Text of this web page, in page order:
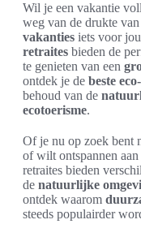
Wil je een vakantie
weg van de drukte
vakanties iets voor
retraites bieden de
te genieten van een
ontdek je de beste
behoud van de
ecotoerisme.
Of je nu op zoek bent
of wilt ontspannen
retraites bieden
de natuurlijke
ontdek waarom
steeds populairder